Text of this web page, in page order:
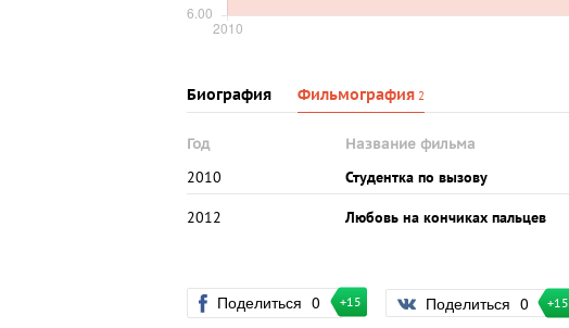
Биография Фильмография 2
Год Название фильма
2010 Студентка по вызову
2012 Любовь на кончиках пальцев
Поделиться 0 +15 Поделиться 0 +15